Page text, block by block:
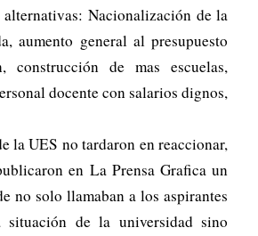
alternativas: Nacionalización de la
aumento general al presupuesto
construcción de mas escuelas,
docente con salarios dignos,
la UES no tardaron en reaccionar,
en La Prensa Grafica un
no solo llamaban a los aspirantes
situación de la universidad sino